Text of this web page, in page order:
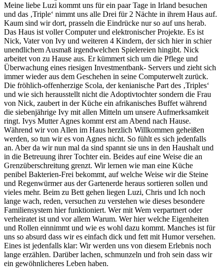
Meine liebe Luzi kommt uns für ein paar Tage in Irland besuchen
und das ‚Triple‘ nimmt uns alle Drei für 2 Nächte in ihrem Haus auf.
Kaum sind wir dort, prasseln die Eindrücke nur so auf uns herab.
Das Haus ist voller Computer und elektronischer Projekte. Es ist
Nick, Vater von Ivy und weiteren 4 Kindern, der sich hier in schier
unendlichem Ausmaß irgendwelchen Spielereien hingibt. Nick
arbeitet von zu Hause aus. Er kümmert sich um die Pflege und
Überwachung eines riesigen Investmentbank- Servers und zieht sich
immer wieder aus dem Geschehen in seine Computerwelt zurück.
Die fröhlich-offenherzige Scola, der kenianische Part des ‚Triples‘
und wie sich herausstellt nicht die Adoptivtochter sondern die Frau
von Nick, zaubert in der Küche ein afrikanisches Buffet während
die siebenjährige Ivy mit allen Mitteln um unsere Aufmerksamkeit
ringt. Ivys Mutter Agnes kommt erst am Abend nach Hause.
Während wir von Allen im Haus herzlich Willkommen geheißen
werden, so tun wir es von Agnes nicht. So fühlt es sich jedenfalls
an. Aber da wir nun mal da sind spannt sie uns in den Haushalt und
in die Betreuung ihrer Tochter ein. Beides auf eine Weise die an
Grenzüberschreitung grenzt. Wir lernen wie man eine Küche
penibel Bakterien-Frei bekommt, auf welche Weise wir die Steine
und Regenwürmer aus der Gartenerde heraus sortieren sollen und
vieles mehr. Beim zu Bett gehen liegen Luzi, Chris und Ich noch
lange wach, reden, versuchen zu verstehen wie dieses besondere
Familiensystem hier funktioniert. Wer mit Wem verpartnert oder
verheiratet ist und vor allem Warum. Wer hier welche Eigenheiten
und Rollen einnimmt und wie es wohl dazu kommt. Manches ist für
uns so absurd dass wir es einfach dick und fett mit Humor versehen.
Eines ist jedenfalls klar: Wir werden uns von diesem Erlebnis noch
lange erzählen. Darüber lachen, schmunzeln und froh sein dass wir
ein gewöhnlicheres Leben haben.